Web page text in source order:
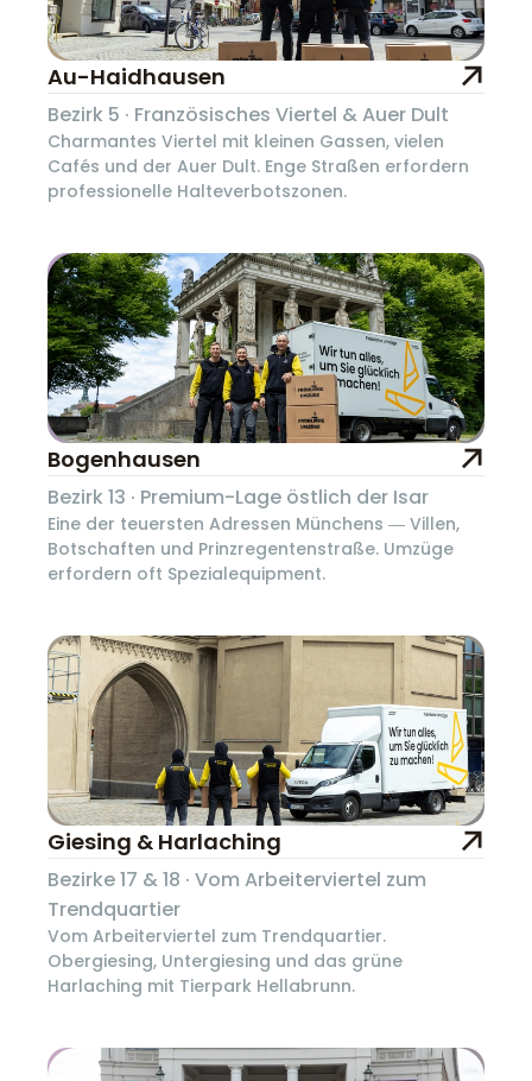
Au-Haidhausen
Bezirk 5 · Französisches Viertel & Auer Dult
Charmantes Viertel mit kleinen Gassen, vielen
Cafés und der Auer Dult. Enge Straßen erfordern
professionelle Halteverbotszonen.
Bogenhausen
Bezirk 13 · Premium-Lage östlich der Isar
Eine der teuersten Adressen Münchens — Villen,
Botschaften und Prinzregentenstraße. Umzüge
erfordern oft Spezialequipment.
Giesing & Harlaching
Bezirke 17 & 18 · Vom Arbeiterviertel zum
Trendquartier
Vom Arbeiterviertel zum Trendquartier.
Obergiesing, Untergiesing und das grüne
Harlaching mit Tierpark Hellabrunn.